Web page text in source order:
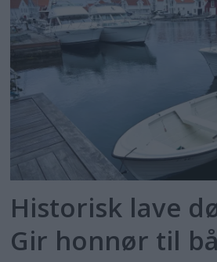
Historisk lave
Gir honnør til